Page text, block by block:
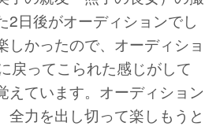
2日後がオーディションでし
しかったので、オーディショ
戻ってこられた感じがして
えています。オーディション
全力を出し切って楽しもうと